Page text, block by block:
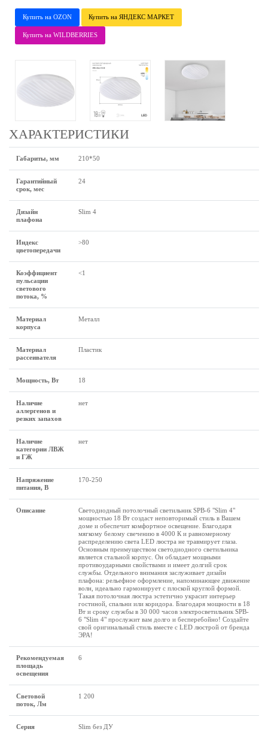
Купить на OZON Купить на ЯНДЕКС МАРКЕТ
Купить на WILDBERRIES
ХАРАКТЕРИСТИКИ
Габариты, мм 210*50
Гарантийный
срок, мес
24
Дизайн
плафона
Slim 4
Индекс
цветопередачи
>80
Коэффициент
пульсации
светового
потока, %
<1
Материал
корпуса
Металл
Материал
рассеивателя
Пластик
Мощность, Вт 18
Наличие
аллергенов и
резких запахов
нет
Наличие
категории ЛВЖ
и ГЖ
нет
Напряжение
питания, В
170-250
Описание
Светодиодный потолочный светильник SPB-6 "Slim 4"
мощностью 18 Вт создаст неповторимый стиль в Вашем
доме и обеспечит комфортное освещение. Благодаря
мягкому белому свечению в 4000 К и равномерному
распределению света LED люстра не травмирует глаза.
Основным преимуществом светодиодного светильника
является стальной корпус. Он обладает мощными
противоударными свойствами и имеет долгий срок
службы. Отдельного внимания заслуживает дизайн
плафона: рельефное оформление, напоминающее движение
волн, идеально гармонирует с плоской круглой формой.
Такая потолочная люстра эстетично украсит интерьер
гостиной, спальни или коридора. Благодаря мощности в 18
Вт и сроку службы в 30 000 часов электросветильник SPB-
6 "Slim 4" прослужит вам долго и бесперебойно! Создайте
свой оригинальный стиль вместе с LED люстрой от бренда
ЭРА!
Рекомендуемая
площадь
освещения
6
Световой
поток, Лм
1 200
Серия Slim без ДУ